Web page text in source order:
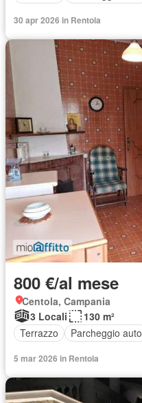
30 apr 2026 in Rentola
800 €/al mese
Centola, Campania
3 Locali
130 m²
Terrazzo
Parcheggio auto
5 mar 2026 in Rentola